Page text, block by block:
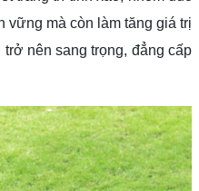
vững mà còn làm tăng giá trị
nên sang trọng, đẳng cấp